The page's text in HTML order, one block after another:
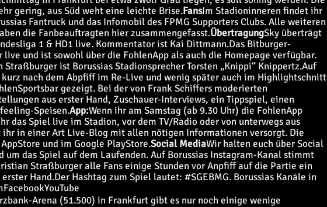
gering, aus Süd weht eine leichte Brise.FansIm Stadioninneren findet ihr
Fantruck und das Infomobil des FPMG Supporters Clubs. Alle weiteren
die Fanbeauftragten hier zusammengefasst.ÜbertragungSky überträgt
1 & HD1 live. Kommentator ist Kai Dittmann.Das Bitburger-
live und ist sowohl über die FohlenApp als auch die Homepage verfügbar.
ist Borussias Stadionsprecher Torsten „Knippi“ Knippertz.Auf
nach dem Abpfiff im Re-Live und wenig später auch im Highlightschnitt
gezeigt. Bei der von Frank Schiffers moderierten
aus erster Hand, Zuschauer-Interviews, ein Tippspiel, einen
Speisen.App:Wenn ihr am Samstag (ab 9.30 Uhr) die FohlenApp
das Spiel live im Stadion, vor dem TV/Radio oder von unterwegs aus
in einer Art Live-Blog mit allen nötigen Informationen versorgt. Die
und im Google PlayStore.Social MediaWir halten euch über Social
um das Spiel auf dem Laufenden. Auf Borussias Instagram-Kanal stimmt
Straßburger alle Fans einige Stunden vor Anpfiff auf die Partie ein
Hand.Der Hashtag zum Spiel lautet: #SGEBMG. Borussias Kanäle in
FacebookYouTube
Arena (51.500) in Frankfurt gibt es nur noch einige wenige